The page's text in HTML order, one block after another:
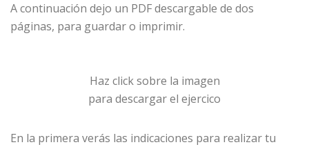
A continuación dejo un PDF descargable de dos
páginas, para guardar o imprimir.
Haz click sobre la imagen
para descargar el ejercico
En la primera verás las indicaciones para realizar tu